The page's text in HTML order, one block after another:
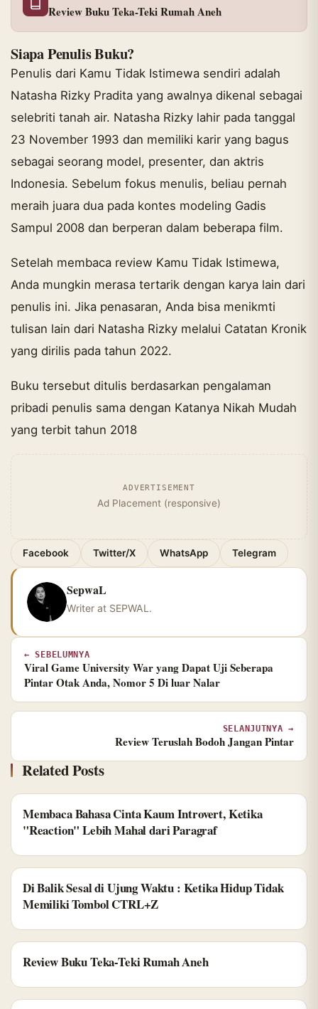
Review Buku Teka-Teki Rumah Aneh
Siapa Penulis Buku?
Penulis dari Kamu Tidak Istimewa sendiri adalah
Natasha Rizky Pradita yang awalnya dikenal sebagai
selebriti tanah air. Natasha Rizky lahir pada tanggal
23 November 1993 dan memiliki karir yang bagus
sebagai seorang model, presenter, dan aktris
Indonesia. Sebelum fokus menulis, beliau pernah
meraih juara dua pada kontes modeling Gadis
Sampul 2008 dan berperan dalam beberapa film.
Setelah membaca review Kamu Tidak Istimewa,
Anda mungkin merasa tertarik dengan karya lain dari
penulis ini. Jika penasaran, Anda bisa menikmti
tulisan lain dari Natasha Rizky melalui Catatan Kronik
yang dirilis pada tahun 2022.
Buku tersebut ditulis berdasarkan pengalaman
pribadi penulis sama dengan Katanya Nikah Mudah
yang terbit tahun 2018
ADVERTISEMENT
Ad Placement (responsive)
Facebook Twitter/X WhatsApp Telegram
SepwaL
Writer at SEPWAL.
← SEBELUMNYA
Viral Game University War yang Dapat Uji Seberapa
Pintar Otak Anda, Nomor 5 Di luar Nalar
SELANJUTNYA →
Review Teruslah Bodoh Jangan Pintar
Related Posts
Membaca Bahasa Cinta Kaum Introvert, Ketika
"Reaction" Lebih Mahal dari Paragraf
Di Balik Sesal di Ujung Waktu : Ketika Hidup Tidak
Memiliki Tombol CTRL+Z
Review Buku Teka-Teki Rumah Aneh